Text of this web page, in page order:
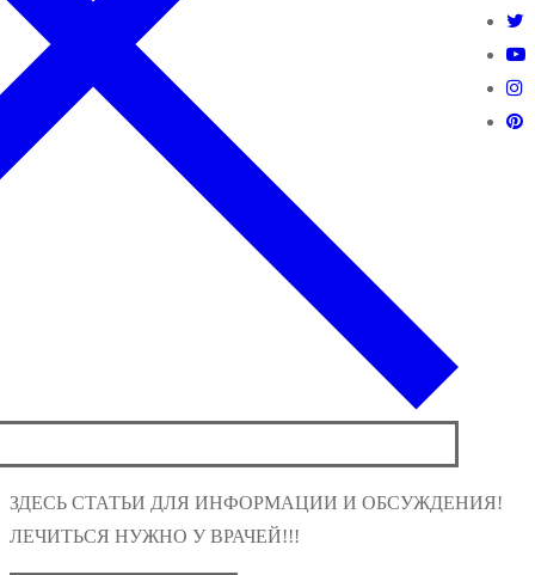
ЗДЕСЬ СТАТЬИ ДЛЯ ИНФОРМАЦИИ И ОБСУЖДЕНИЯ!
ЛЕЧИТЬСЯ НУЖНО У ВРАЧЕЙ!!!